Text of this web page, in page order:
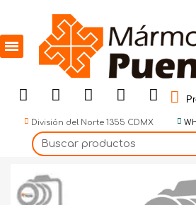
División del Norte 1355 CDMX